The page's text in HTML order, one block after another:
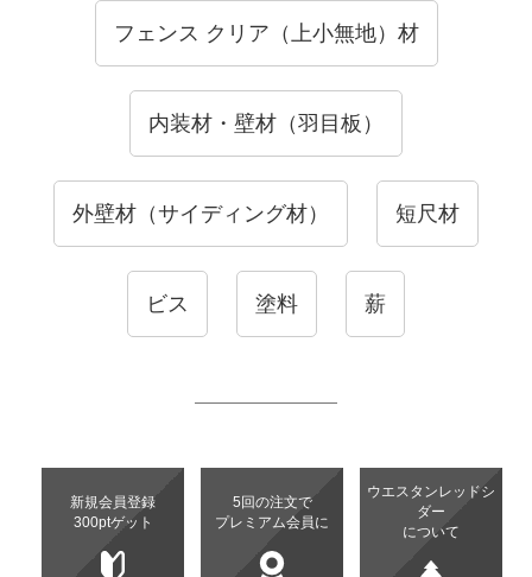
フェンス クリア（上小無地）材
内装材・壁材（羽目板）
外壁材（サイディング材） 短尺材
ビス 塗料 薪
新規会員登録
300ptゲット
5回の注文で
プレミアム会員に
ウエスタンレッドシ
ダー
について